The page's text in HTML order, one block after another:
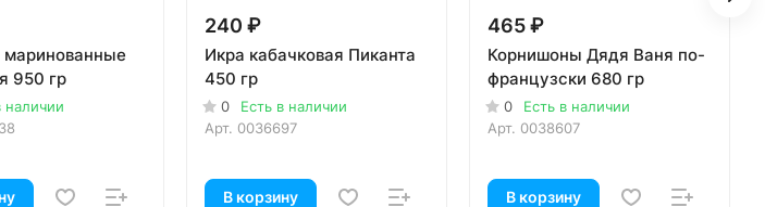
маринованные
950 гр
наличии
240 ₽
Икра кабачковая Пиканта
450 гр
0
Есть в наличии
Арт. 0036697
В корзину
465 ₽
Корнишоны Дядя Ваня по-
французски 680 гр
0
Есть в наличии
Арт. 0038607
В корзину